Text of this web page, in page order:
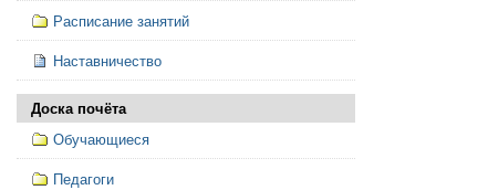
Расписание занятий
Наставничество
Доска почёта
Обучающиеся
Педагоги